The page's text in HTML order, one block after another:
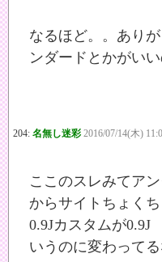
なるほど。。あり
ンダードとかがいい
204: 名無し迷彩 2016/07/14(木)
ここのスレみてア
からサイトちょく
0.9Jカスタムが
いうのに変わって